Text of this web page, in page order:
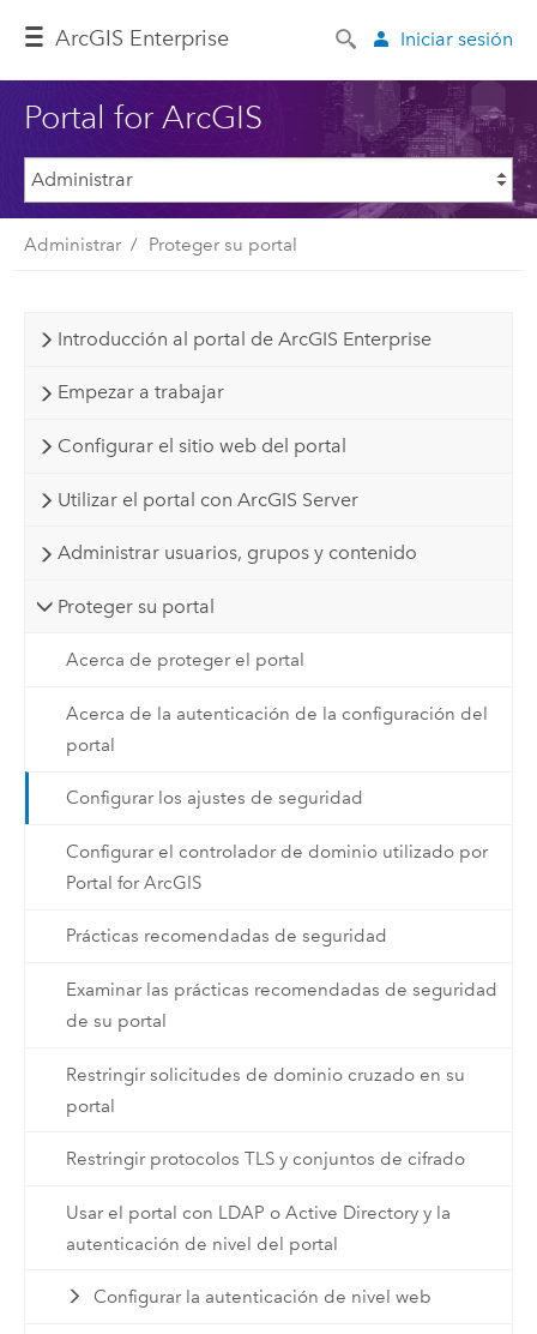
ArcGIS Enterprise Iniciar sesión
Portal for ArcGIS
Administrar Proteger su portal
Introducción al portal de ArcGIS Enterprise
Empezar a trabajar
Configurar el sitio web del portal
Utilizar el portal con ArcGIS Server
Administrar usuarios, grupos y contenido
Proteger su portal
Acerca de proteger el portal
Acerca de la autenticación de la configuración del
portal
Configurar los ajustes de seguridad
Configurar el controlador de dominio utilizado por
Portal for ArcGIS
Prácticas recomendadas de seguridad
Examinar las prácticas recomendadas de seguridad
de su portal
Restringir solicitudes de dominio cruzado en su
portal
Restringir protocolos TLS y conjuntos de cifrado
Usar el portal con LDAP o Active Directory y la
autenticación de nivel del portal
Configurar la autenticación de nivel web